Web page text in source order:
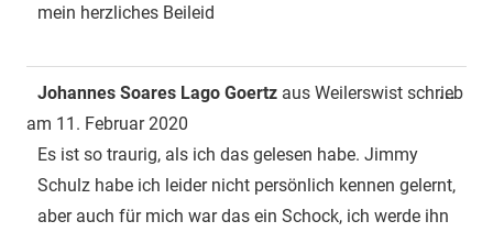
mein herzliches Beileid
Johannes Soares Lago Goertz aus Weilerswist schrieb
am 11. Februar 2020
Es ist so traurig, als ich das gelesen habe. Jimmy
Schulz habe ich leider nicht persönlich kennen gelernt,
aber auch für mich war das ein Schock, ich werde ihn
...